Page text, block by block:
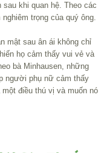
khi quan hệ. Theo các
trọng của quý ông.
mật sau ân ái không chỉ
họ cảm thấy vui vẻ và
bà Minhausen, những
người phụ nữ cảm thấy
điều thú vị và muốn nó